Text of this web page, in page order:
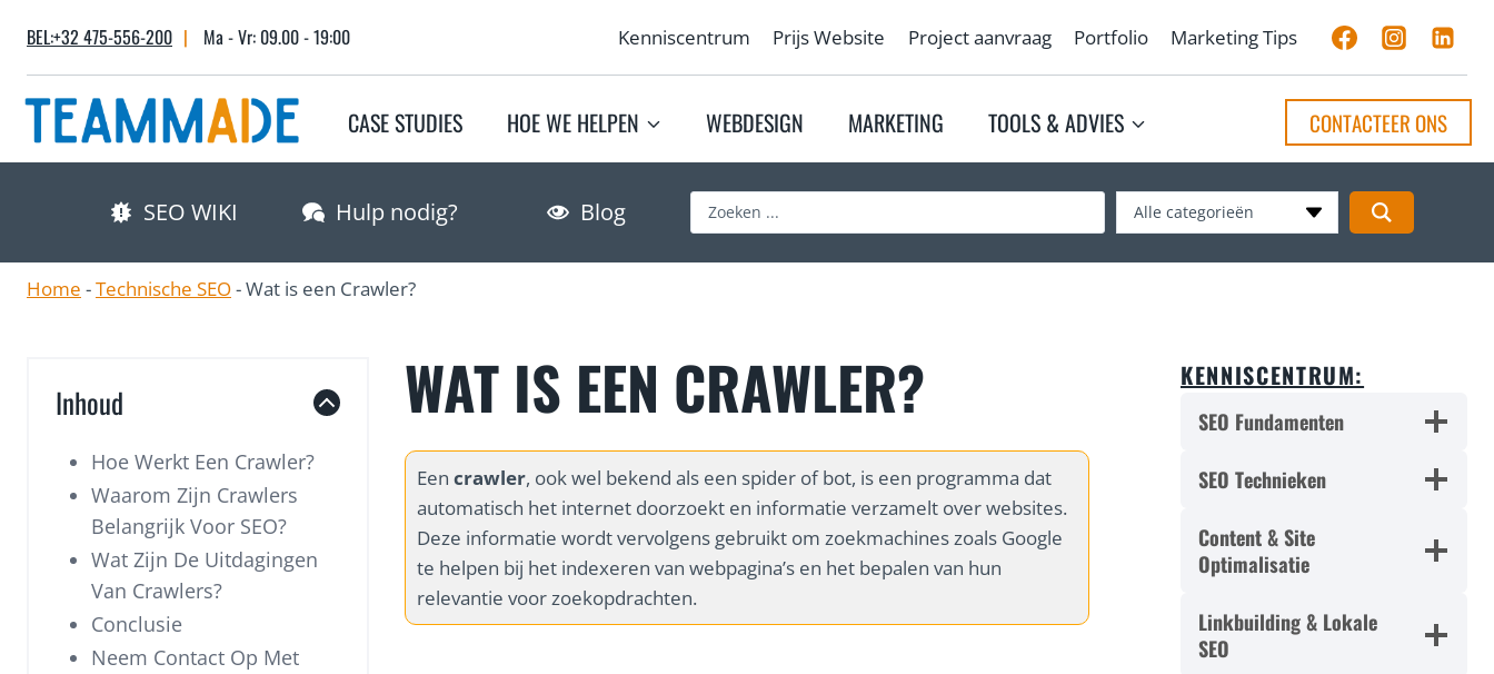
content
BEL:+32 475-556-200 | Ma - Vr: 09.00 - 19:00 Kenniscentrum Prijs Website Project aanvraag Portfolio Marketing Tips
CASE STUDIES HOE WE HELPEN WEBDESIGN MARKETING TOOLS & ADVIES CONTACTEER ONS
SEO WIKI Hulp nodig? Blog
a
Alle categorieën
Home -Technische SEO-Wat is een Crawler?
Inhoud
Hoe Werkt Een Crawler?
Waarom Zijn Crawlers
Belangrijk Voor SEO?
Wat Zijn De Uitdagingen
Van Crawlers?
Conclusie
Neem Contact Op Met
WAT IS EEN CRAWLER?
Een crawler, ook wel bekend als een spider of bot, is een programma dat
automatisch het internet doorzoekt en informatie verzamelt over websites.
Deze informatie wordt vervolgens gebruikt om zoekmachines zoals Google
te helpen bij het indexeren van webpagina’s en het bepalen van hun
relevantie voor zoekopdrachten.
KENNISCENTRUM:
SEO Fundamenten
SEO Technieken
Content & Site
Optimalisatie
Linkbuilding & Lokale
SEO